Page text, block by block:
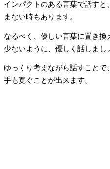
インパクトのある言葉で話す
まない時もあります。
なるべく、優しい言葉に置き
少ないように、優しく話しまし
ゆっくり考えながら話すことで
手も寛ぐことが出来ます。